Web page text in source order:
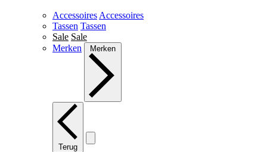
Accessoires Accessoires
Tassen Tassen
Sale Sale
Merken
Merken
Terug